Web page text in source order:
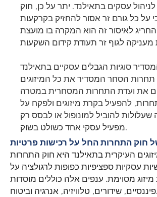
עסקים בתאילנד. יתר על כן, חוק
על כל גורם זר אסור להחזיק בקרקעות
לאיסור זה הוא המקרה בו מועצת
סוגיות הגבלים עסקיים בתאילנד
תחרות הסחר המסדיר את כל המיזוגים
את ועדת התחרות המסחרית במטרה
להפעיל בקרת מיזוגים ולפקח על
שעלולות להוביל למונופול או לבסס רק
מפעיל עסקי אחד כשולט בשוק.
העיקרית בתאילנד היא חוק התחרות
עסקיות ספציפיות כפופות לרגולציה על
מיזוג מסוימת. ענפים אלה כוללים מוסדות
פיננסיים, שידורים, טלוויזיה, אנרגיה וביטוח.